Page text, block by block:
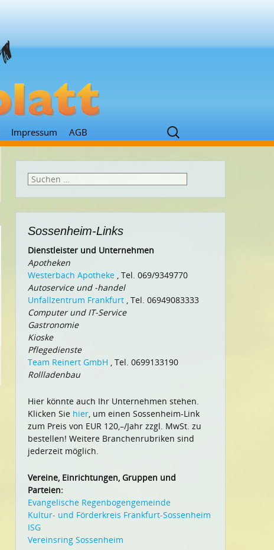
Impressum AGB
Suchen
nach:
Suchen
Sossenheim-Links
Dienstleister und Unternehmen
Apotheken
Westerbach Apotheke , Tel. 069/9349770
Autoservice und -handel
Unfallzentrum Frankfurt , Tel. 06949083333
Computer und IT-Service
Gastronomie
Kioske
Pflegedienste
Team Reinert GmbH , Tel. 0699133190
Rollladenbau
Hier könnte auch Ihr Unternehmen stehen.
Klicken Sie hier, um einen Sossenheim-Link
zum Preis von EUR 120,–/Jahr zzgl. MwSt. zu
bestellen! Weitere Branchenrubriken sind
jederzeit möglich.
Vereine, Einrichtungen, Gruppen und
Parteien:
Evangelische Regenbogengemeinde
Kultur- und Förderkreis Frankfurt-Sossenheim
ISG
Vereinsring Sossenheim